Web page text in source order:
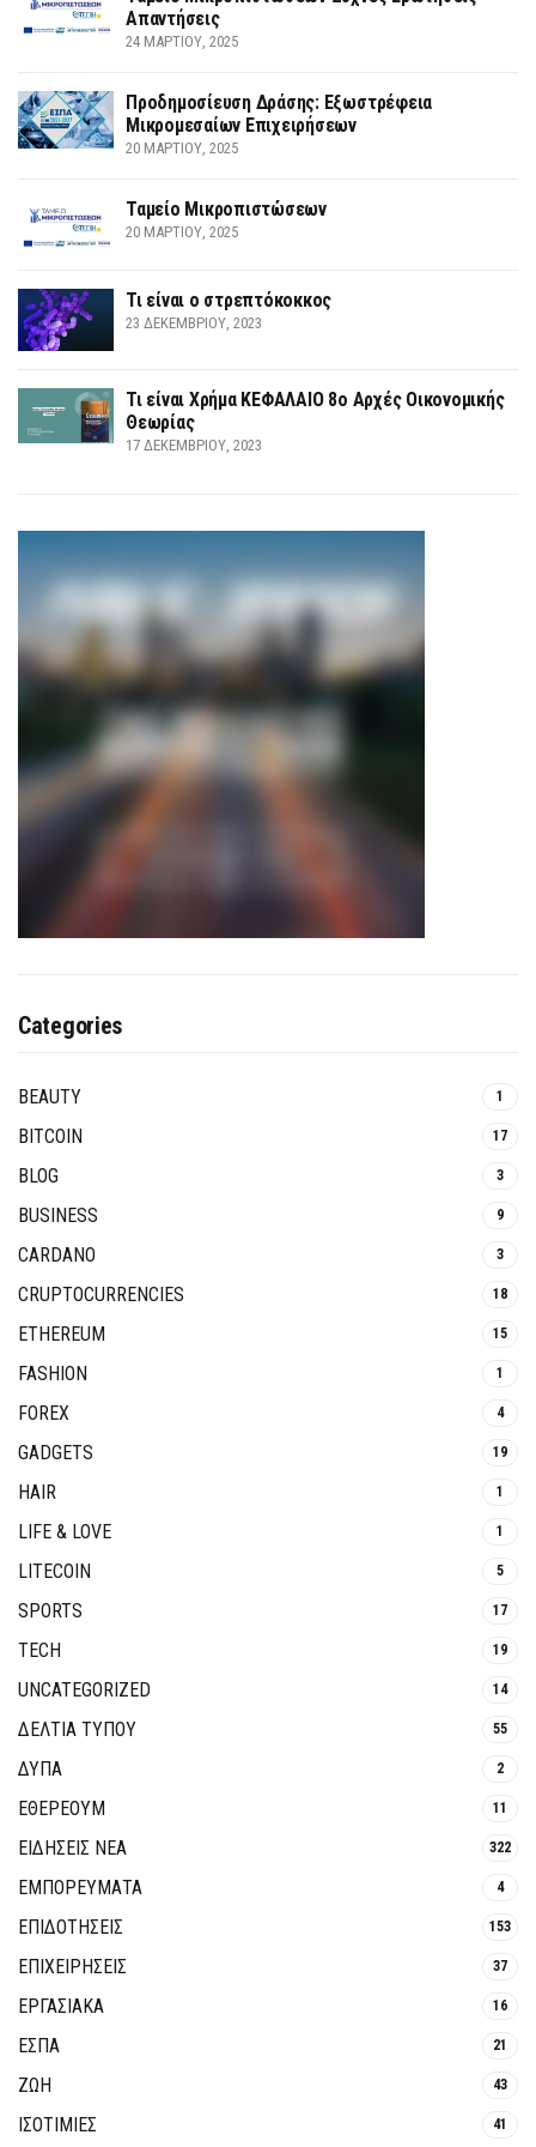
Απαντήσεις
24 ΜΑΡΤΊΟΥ, 2025
Προδημοσίευση Δράσης: Εξωστρέφεια
Μικρομεσαίων Επιχειρήσεων
20 ΜΑΡΤΊΟΥ, 2025
Ταμείο Μικροπιστώσεων
20 ΜΑΡΤΊΟΥ, 2025
Τι είναι ο στρεπτόκοκκος
23 ΔΕΚΕΜΒΡΊΟΥ, 2023
Τι είναι Χρήμα ΚΕΦΑΛΑΙΟ 8ο Αρχές Οικονομικής
Θεωρίας
17 ΔΕΚΕΜΒΡΊΟΥ, 2023
Categories
BEAUTY 1
BITCOIN 17
BLOG 3
BUSINESS 9
CARDANO 3
CRUPTOCURRENCIES 18
ETHEREUM 15
FASHION 1
FOREX 4
GADGETS 19
HAIR 1
LIFE & LOVE 1
LITECOIN 5
SPORTS 17
TECH 19
UNCATEGORIZED 14
ΔΕΛΤΙΑ ΤΥΠΟΥ 55
ΔΥΠΑ 2
ΕΘΈΡΕΟΥΜ 11
ΕΙΔΗΣΕΙΣ ΝΕΑ 322
ΕΜΠΟΡΕΥΜΑΤΑ 4
ΕΠΙΔΟΤΗΣΕΙΣ 153
ΕΠΙΧΕΙΡΗΣΕΙΣ 37
ΕΡΓΑΣΙΑΚΑ 16
ΕΣΠΑ 21
ΖΩΗ 43
ΙΣΟΤΙΜΙΕΣ 41